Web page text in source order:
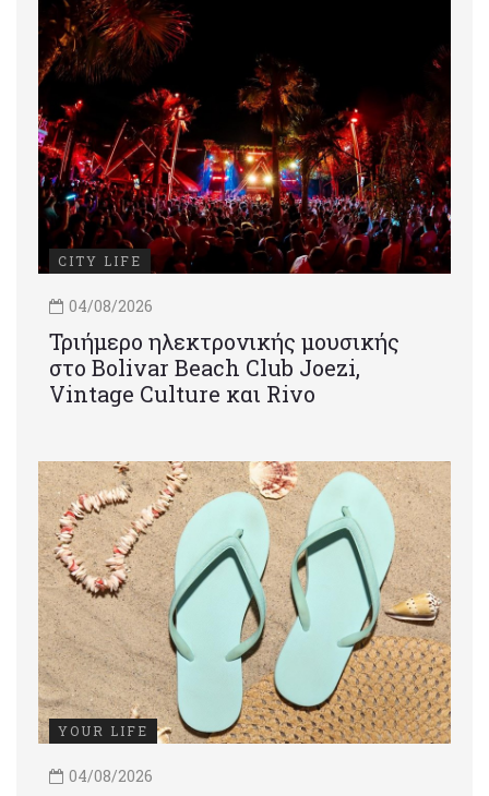
CITY LIFE
04/08/2026
Τριήμερο ηλεκτρονικής μουσικής
στο Bolivar Beach Club Joezi,
Vintage Culture και Rivo
YOUR LIFE
04/08/2026